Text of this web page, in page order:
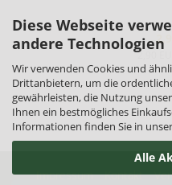
Diese Webseite
andere Technologien
Wir verwenden Cookies und
Drittanbietern, um die
gewährleisten, die Nutzung
Ihnen ein bestmögliches
Informationen finden Sie in
Alle
2,90
Impressum Kontakt